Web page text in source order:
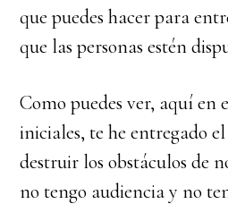
que puedes hacer para
que las personas estén
Como puedes ver, aquí en
iniciales, te he entregado
destruir los obstáculos de
no tengo audiencia y no